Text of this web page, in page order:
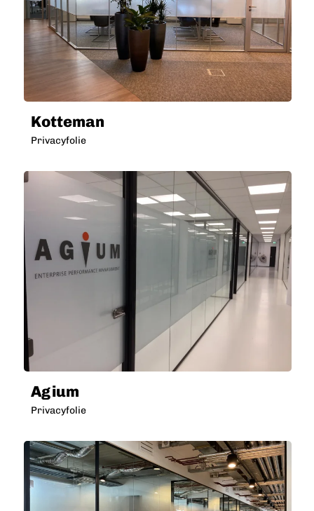
Kotteman
Privacyfolie
Agium
Privacyfolie